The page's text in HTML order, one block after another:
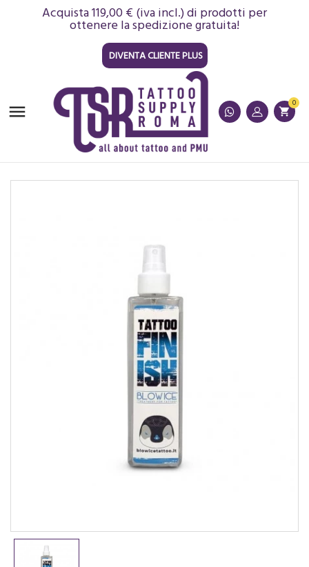
Acquista 119,00 € (iva incl.) di prodotti per
ottenere la spedizione gratuita!
DIVENTA CLIENTE PLUS
 shopping_cart
0